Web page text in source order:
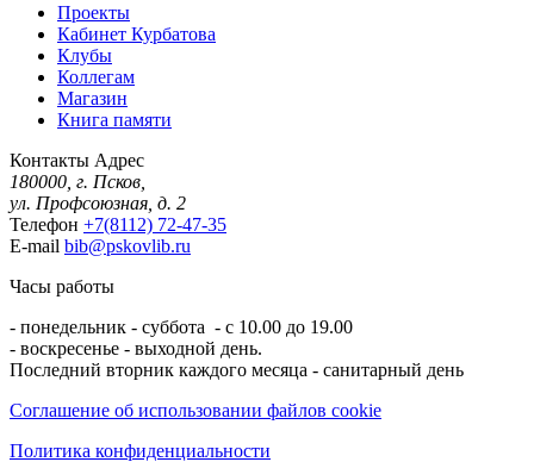
Проекты
Кабинет Курбатова
Клубы
Коллегам
Магазин
Книга памяти
Контакты Адрес
180000, г. Псков,
ул. Профсоюзная, д. 2
Телефон +7(8112) 72-47-35
E-mail bib@pskovlib.ru
Часы работы
- понедельник - суббота - с 10.00 до 19.00
- воскресенье - выходной день.
Последний вторник каждого месяца - санитарный день
Соглашение об использовании файлов cookie
Политика конфиденциальности